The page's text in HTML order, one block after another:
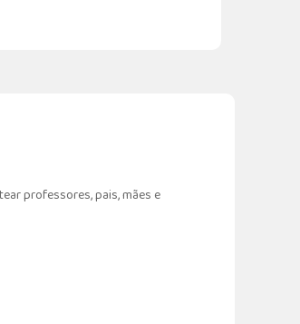
professores, pais, mães e